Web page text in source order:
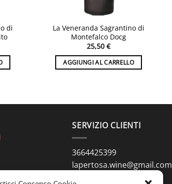
di
La Veneranda Sagrantino di
Montefalco Docg
25,50€
AGGIUNGI AL CARRELLO
SERVIZIO CLIENTI
3664425399
lapertosa.wine@gmail.com